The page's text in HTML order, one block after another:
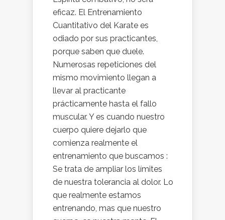
eficaz. El Entrenamiento
Cuantitativo del Karate es
odiado por sus practicantes,
porque saben que duele.
Numerosas repeticiones del
mismo movimiento llegan a
llevar al practicante
prácticamente hasta el fallo
muscular. Y es cuando nuestro
cuerpo quiere dejarlo que
comienza realmente el
entrenamiento que buscamos :
Se trata de ampliar los límites
de nuestra tolerancia al dolor. Lo
que realmente estamos
entrenando, mas que nuestro